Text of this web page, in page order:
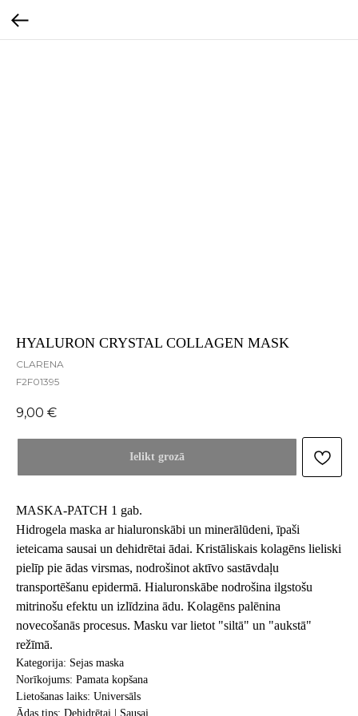
HYALURON CRYSTAL COLLAGEN MASK
CLARENA
F2F01395
9,00 €
Ielikt grozā
MASKA-PATCH 1 gab.
Hidrogela maska ar hialuronskābi un minerālūdeni, īpaši
ieteicama sausai un dehidrētai ādai. Kristāliskais kolagēns lieliski
pielīp pie ādas virsmas, nodrošinot aktīvo sastāvdaļu
transportēšanu epidermā. Hialuronskābe nodrošina ilgstošu
mitrinošu efektu un izlīdzina ādu. Kolagēns palēnina
novecošanās procesus. Masku var lietot "siltā" un "aukstā"
režīmā.
Kategorija: Sejas maska
Norīkojums: Pamata kopšana
Lietošanas laiks: Universāls
Ādas tips: Dehidrētai | Sausai